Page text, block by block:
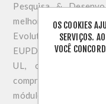
Pesquisa &
melhores produtos
Evolution Labs),
EUPD, além de ter
UL, o qual,
compromisso com o
módulos Deep
OS COOKIES
SERVIÇOS.
VOCÊ